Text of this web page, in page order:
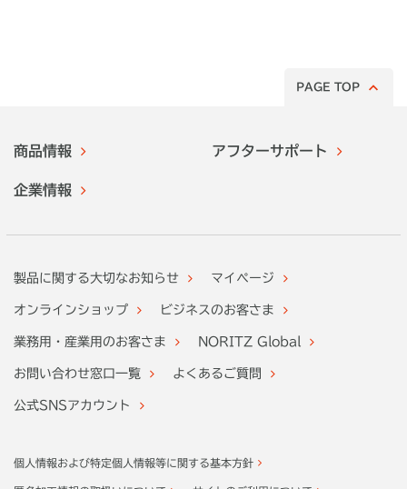
PAGE TOP
商品情報 アフターサポート
企業情報
製品に関する大切なお知らせ マイページ
オンラインショップ ビジネスのお客さま
業務用・産業用のお客さま NORITZ Global
お問い合わせ窓口一覧 よくあるご質問
公式SNSアカウント
個人情報および特定個人情報等に関する基本方針